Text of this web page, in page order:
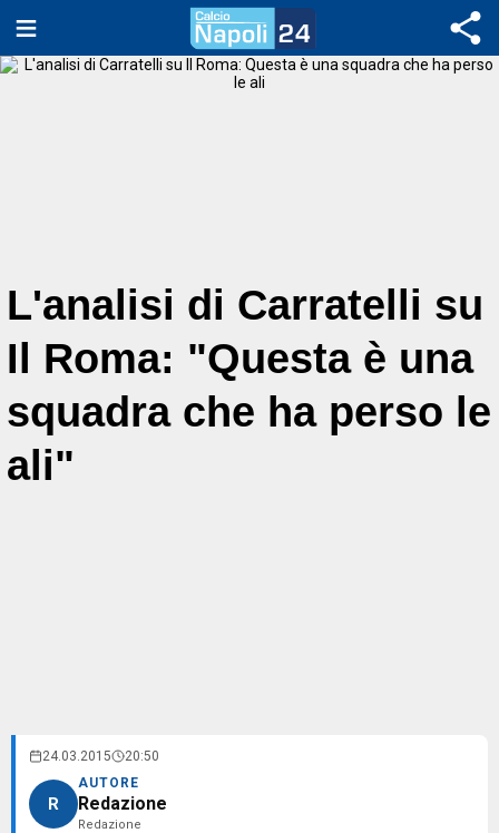
L'analisi di Carratelli su
Il Roma: "Questa è una
squadra che ha perso le
ali"
24.03.2015 20:50
R
AUTORE
Redazione
Redazione